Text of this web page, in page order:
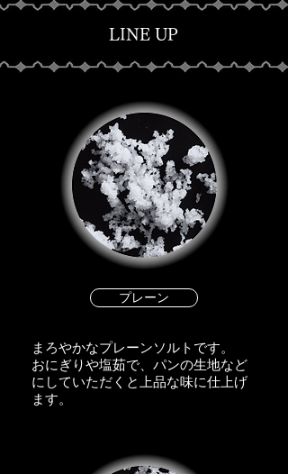
LINE UP
プレーン
まろやかなプレーンソルトです。
おにぎりや塩茹で、パンの生地など
​にしていただくと上品な味に仕上げ
ます。